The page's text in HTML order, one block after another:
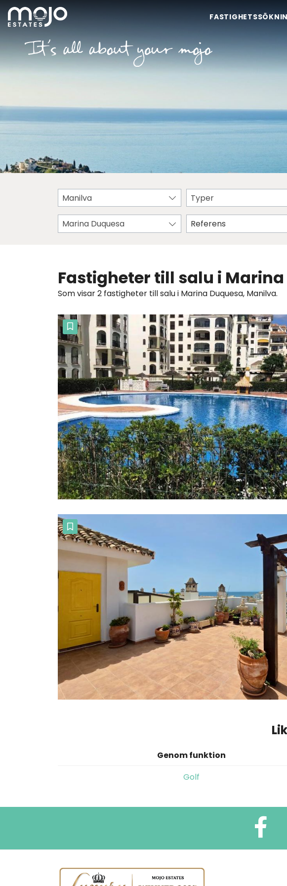
Manilva Typer
Marina Duquesa
Fastigheter till salu i
Som visar 2 fastigheter till salu i Marina Duquesa, Manilva.
Genom funktion
Golf